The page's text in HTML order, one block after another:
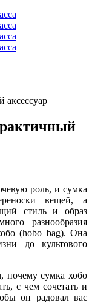
аксессуар
роль, и сумка
вещей, а
стиль и образ
разнообразия
(hobo bag). Она
до культового
почему сумка хобо
с чем сочетать и
он радовал вас